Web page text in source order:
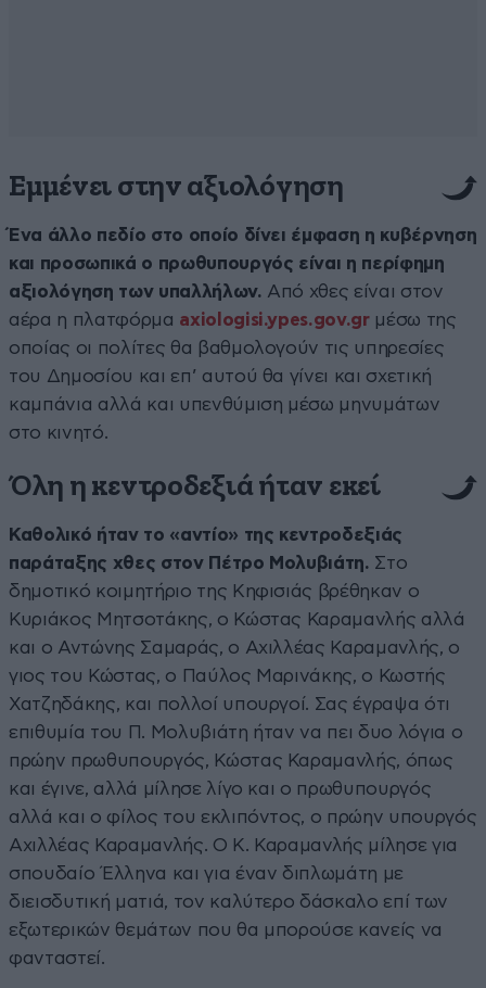
Εμμένει στην αξιολόγηση
Ένα άλλο πεδίο στο οποίο δίνει έμφαση η κυβέρνηση
και προσωπικά ο πρωθυπουργός είναι η περίφημη
αξιολόγηση των υπαλλήλων. Από χθες είναι στον
αέρα η πλατφόρμα axiologisi.ypes.gov.grμέσω της
οποίας οι πολίτες θα βαθμολογούν τις υπηρεσίες
του Δημοσίου και επ’ αυτού θα γίνει και σχετική
καμπάνια αλλά και υπενθύμιση μέσω μηνυμάτων
στο κινητό.
Όλη η κεντροδεξιά ήταν εκεί
Καθολικό ήταν το «αντίο» της κεντροδεξιάς
παράταξης χθες στον Πέτρο Μολυβιάτη. Στο
δημοτικό κοιμητήριο της Κηφισιάς βρέθηκαν ο
Κυριάκος Μητσοτάκης, ο Κώστας Καραμανλής αλλά
και ο Αντώνης Σαμαράς, ο Αχιλλέας Καραμανλής, ο
γιος του Κώστας, ο Παύλος Μαρινάκης, ο Κωστής
Χατζηδάκης, και πολλοί υπουργοί. Σας έγραψα ότι
επιθυμία του Π. Μολυβιάτη ήταν να πει δυο λόγια ο
πρώην πρωθυπουργός, Κώστας Καραμανλής, όπως
και έγινε, αλλά μίλησε λίγο και ο πρωθυπουργός
αλλά και ο φίλος του εκλιπόντος, ο πρώην υπουργός
Αχιλλέας Καραμανλής. Ο Κ. Καραμανλής μίλησε για
σπουδαίο Έλληνα και για έναν διπλωμάτη με
διεισδυτική ματιά, τον καλύτερο δάσκαλο επί των
εξωτερικών θεμάτων που θα μπορούσε κανείς να
φανταστεί.